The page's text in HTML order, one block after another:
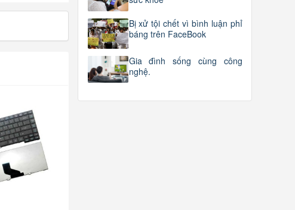
Bị xử tội chết vì bình luận phỉ
báng trên FaceBook
Gia đình sống cùng công
nghệ.